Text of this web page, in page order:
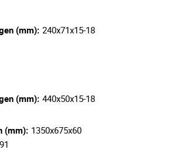
(mm): 240x71x15-18
(mm): 440x50x15-18
(mm): 1350x675x60